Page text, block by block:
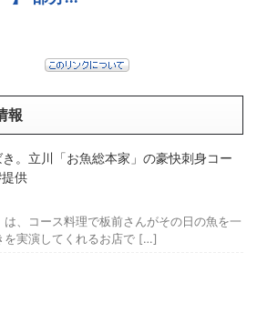
報
。立川「お魚総本家」の豪快刺身コー
供
、コース料理で板前さんがその日の魚を一
を実演してくれるお店で […]